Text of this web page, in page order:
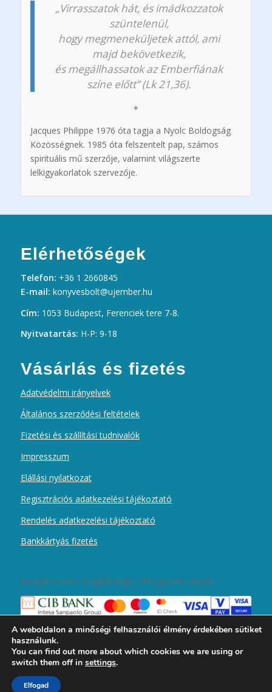
„Virrasszatok hát, és imádkozzatok
szüntelenül,
hogy megmeneküljetek attól, ami
majd bekövetkezik,
és megállhassatok az Emberfiának
színe előtt” (Lk 21,36).
*
Jacques Philippe 1976 óta tagja a Nyolc Boldogság
Közösségnek. 1985 óta felszentelt pap, számos
spirituális mű szerzője, valamint világszerte
lelkigyakorlatok szervezője.
Elérhetőségek
Telefon: +36 1 2660845
E-mail: konyvesbolt@ujember.hu
Cím: 1053 Budapest, Ferenciek tere 7-8.
Nyitvatartás: H-P: 9-18
Vásárlás és fizetés
Adatvédelmi irányelvek
Általános szerződési feltételek
Fizetési és szállítási tudnivalók
Impresszum
Elállási nyilatkozat
Regisztrációs adatkezelési tájékoztató
Rendelés adatkezelési tájékoztató
Bankkártyás fizetés
Kártyás fizetés szolgáltatója – Elfogadott kártyák
2019 © Copyright - Magyar Kurír Újember wobbolt -
Kriesi
A weboldalon a minőségi felhasználói élmény érdekében sütiket
használunk.
You can find out more about which cookies we are using or
switch them off in settings.
Elfogad